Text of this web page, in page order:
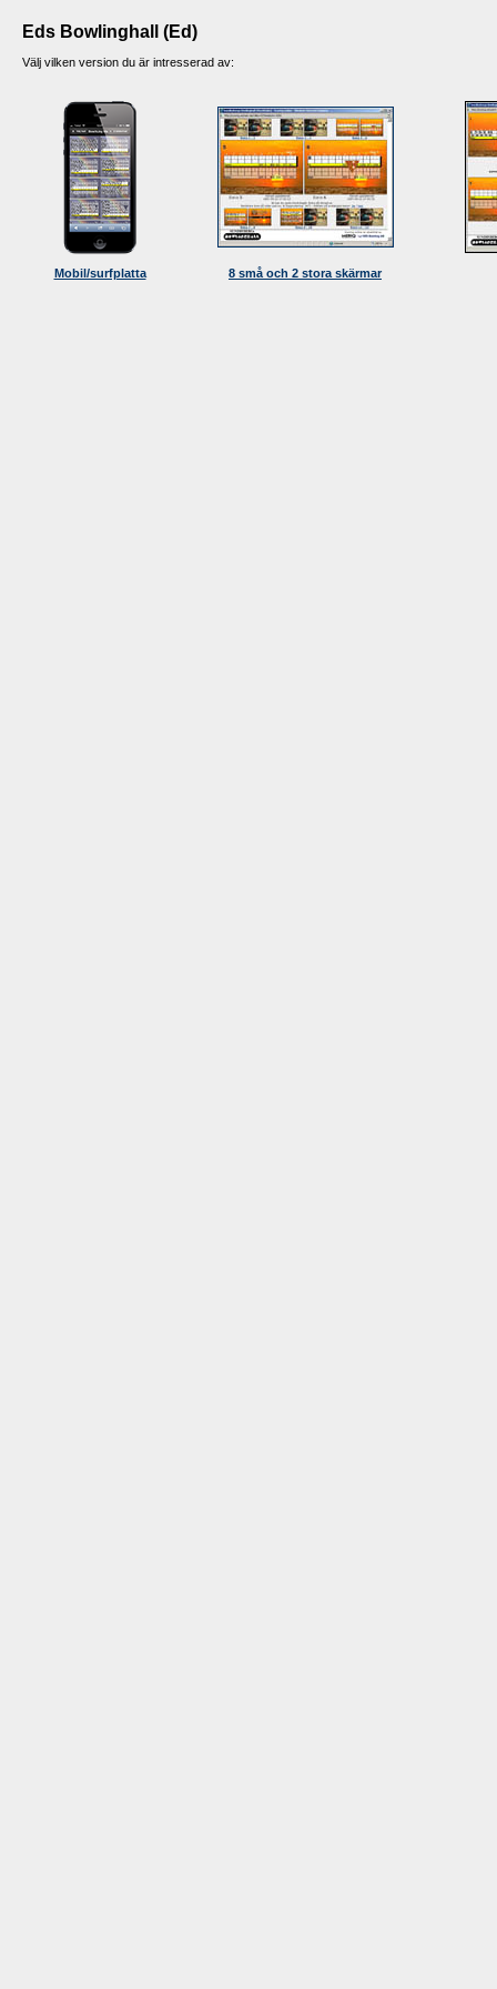
Eds Bowlinghall (Ed)
Välj vilken version du är intresserad av:
Mobil/surfplatta 8 små och 2 stora skärmar